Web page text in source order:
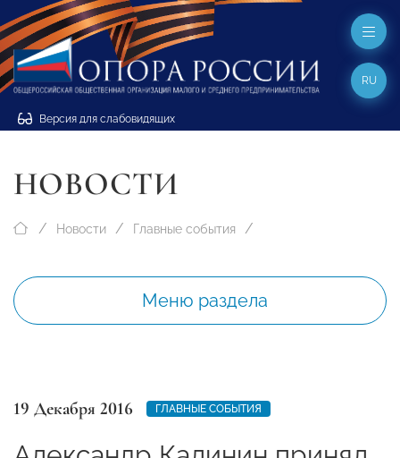
Версия для слабовидящих
RU
НОВОСТИ
Новости Главные события
Меню раздела
19 Декабря 2016 ГЛАВНЫЕ СОБЫТИЯ